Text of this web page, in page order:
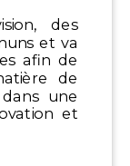
des
et va
afin de
de
une
et